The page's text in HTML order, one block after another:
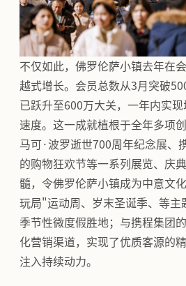
不仅如此，佛罗伦萨小镇去年在
越式增长。会员总数从3月突破
已跃升至600万大关，一年内实
速度。这一成就植根于全年多项
马可·波罗逝世700周年纪念展、
的购物狂欢节等一系列展览、庆
髓，令佛罗伦萨小镇成为中意文
玩局"运动周、岁末圣诞季、等主
季节性微度假胜地；与携程集团
化营销渠道，实现了优质客源的
注入持续动力。